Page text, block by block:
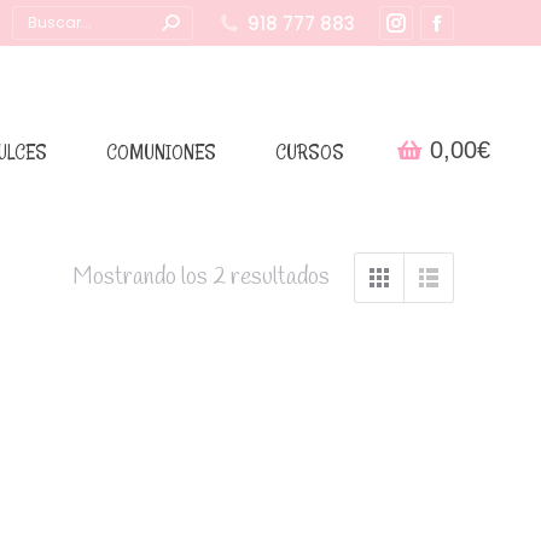
Buscar: 918 777 883
Instagram
in
Facebook
in
COMUNIONES CURSOS 0,00€
Mostrando los 2 resultados